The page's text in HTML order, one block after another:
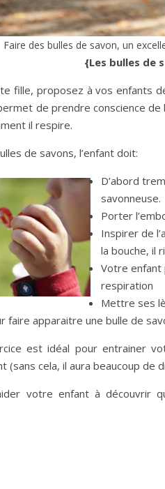
Faire des bulles de savon, un
{Les bulles de
fille, proposez à vos enfants
de prendre conscience
il respire.
de savons, l’enfant doit:
D’abord
savonneuse.
Porter
Inspirer de
la bouche, il
Votre enfant
respiration
Mettre ses
faire apparaitre une bulle de
est idéal pour entrainer
(sans cela, il aura beaucoup de
votre enfant à découvrir